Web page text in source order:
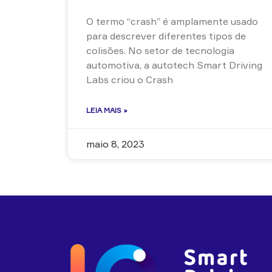
O termo “crash” é amplamente usado
para descrever diferentes tipos de
colisões. No setor de tecnologia
automotiva, a autotech Smart Driving
Labs criou o Crash
LEIA MAIS »
maio 8, 2023